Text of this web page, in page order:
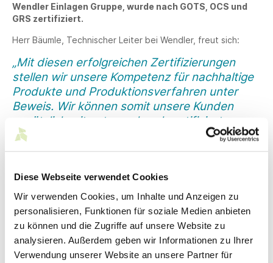
Diese Webseite verwendet Cookies
Wir verwenden Cookies, um Inhalte und Anzeigen zu
personalisieren, Funktionen für soziale Medien anbieten
zu können und die Zugriffe auf unsere Website zu
analysieren. Außerdem geben wir Informationen zu Ihrer
Verwendung unserer Website an unsere Partner für
Wendler Einlagen Gruppe, wurde nach GOTS, OCS und
GRS zertifiziert.
Herr Bäumle, Technischer Leiter bei Wendler, freut sich:
„Mit diesen erfolgreichen Zertifizierungen
stellen wir unsere Kompetenz für nachhaltige
Produkte und Produktionsverfahren unter
Beweis. Wir können somit unsere Kunden
zusätzlich mit entsprechend zertifizierten
Produkten beliefern.“
fixierbaren Einlagen aus Baumwolle sind mit dem OCS
Zertifikat erhältlich, da sie aufgrund der Klassifizierung als
Accessory und der Beschichtung mit dem Kleber nicht
GOTS-zertifizierbar sind. Für fixierbare und nicht fixierbare
Einlagen aus recycelter Baumwolle und/oder recyceltem
Polyester kann das GRS Zertifikat ausgestellt werden.